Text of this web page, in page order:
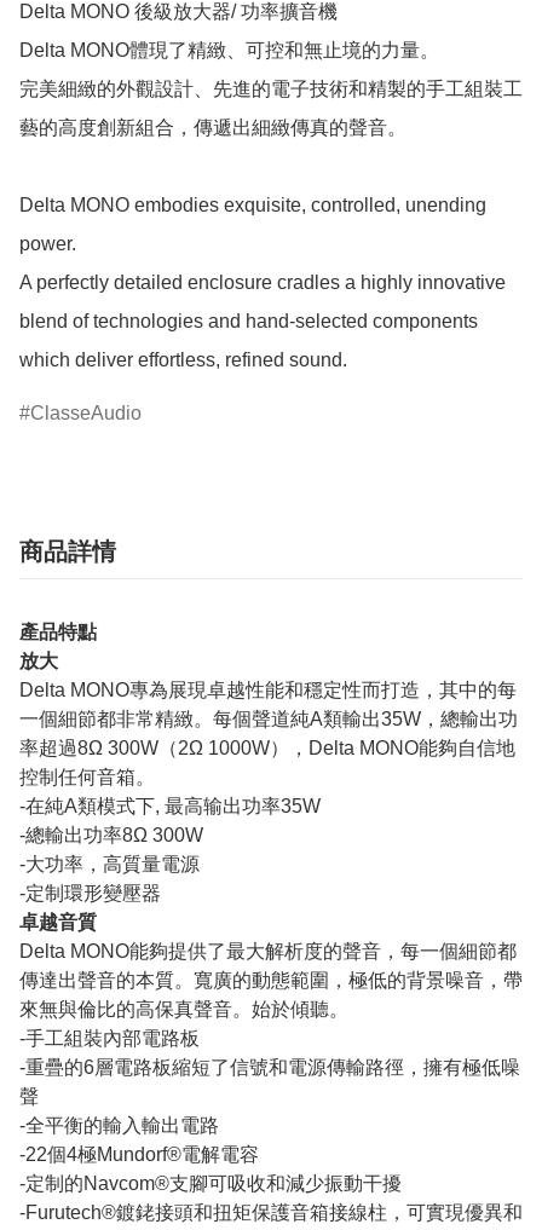
Delta MONO 後級放大器/ 功率擴音機
Delta MONO體現了精緻、可控和無止境的力量。
完美細緻的外觀設計、先進的電子技術和精製的手工組裝工
藝的高度創新組合，傳遞出細緻傳真的聲音。
Delta MONO embodies exquisite, controlled, unending
power.
A perfectly detailed enclosure cradles a highly innovative
blend of technologies and hand-selected components
which deliver effortless, refined sound.
ClasseAudio
商品詳情
產品特點
放大
Delta MONO專為展現卓越性能和穩定性而打造，其中的每
一個細節都非常精緻。每個聲道純A類輸出35W，總輸出功
率超過8Ω 300W（2Ω 1000W），Delta MONO能夠自信地
控制任何音箱。
-在純A類模式下, 最高输出功率35W
-總輸出功率8Ω 300W
-大功率，高質量電源
-定制環形變壓器
卓越音質
Delta MONO能夠提供了最大解析度的聲音，每一個細節都
傳達出聲音的本質。寬廣的動態範圍，極低的背景噪音，帶
來無與倫比的高保真聲音。始於傾聽。
-手工組裝內部電路板
-重疊的6層電路板縮短了信號和電源傳輸路徑，擁有極低噪
聲
-全平衡的輸入輸出電路
-22個4極Mundorf®電解電容
-定制的Navcom®支腳可吸收和減少振動干擾
-Furutech®鍍銠接頭和扭矩保護音箱接線柱，可實現優異和